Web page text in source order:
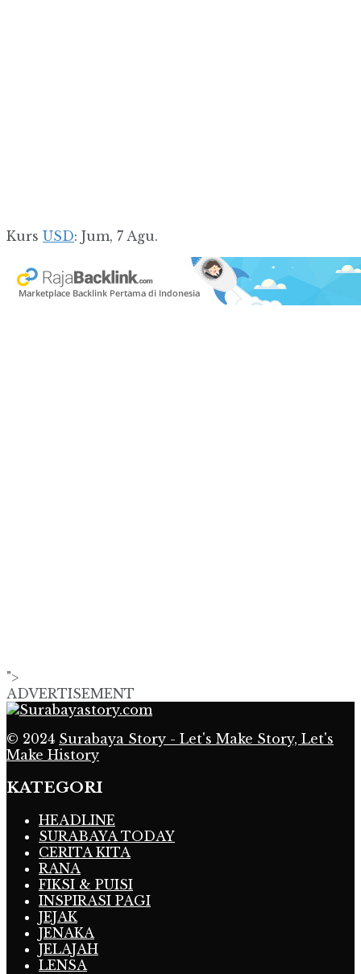
Kurs USD: Jum, 7 Agu.
">
ADVERTISEMENT
© 2024 Surabaya Story - Let's Make Story, Let's
Make History
KATEGORI
HEADLINE
SURABAYA TODAY
CERITA KITA
RANA
FIKSI & PUISI
INSPIRASI PAGI
JEJAK
JENAKA
JELAJAH
LENSA